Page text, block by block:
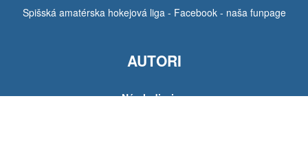
Spišská amatérska hokejová liga - Facebook - naša funpage
AUTORI
Návrh dizajnu